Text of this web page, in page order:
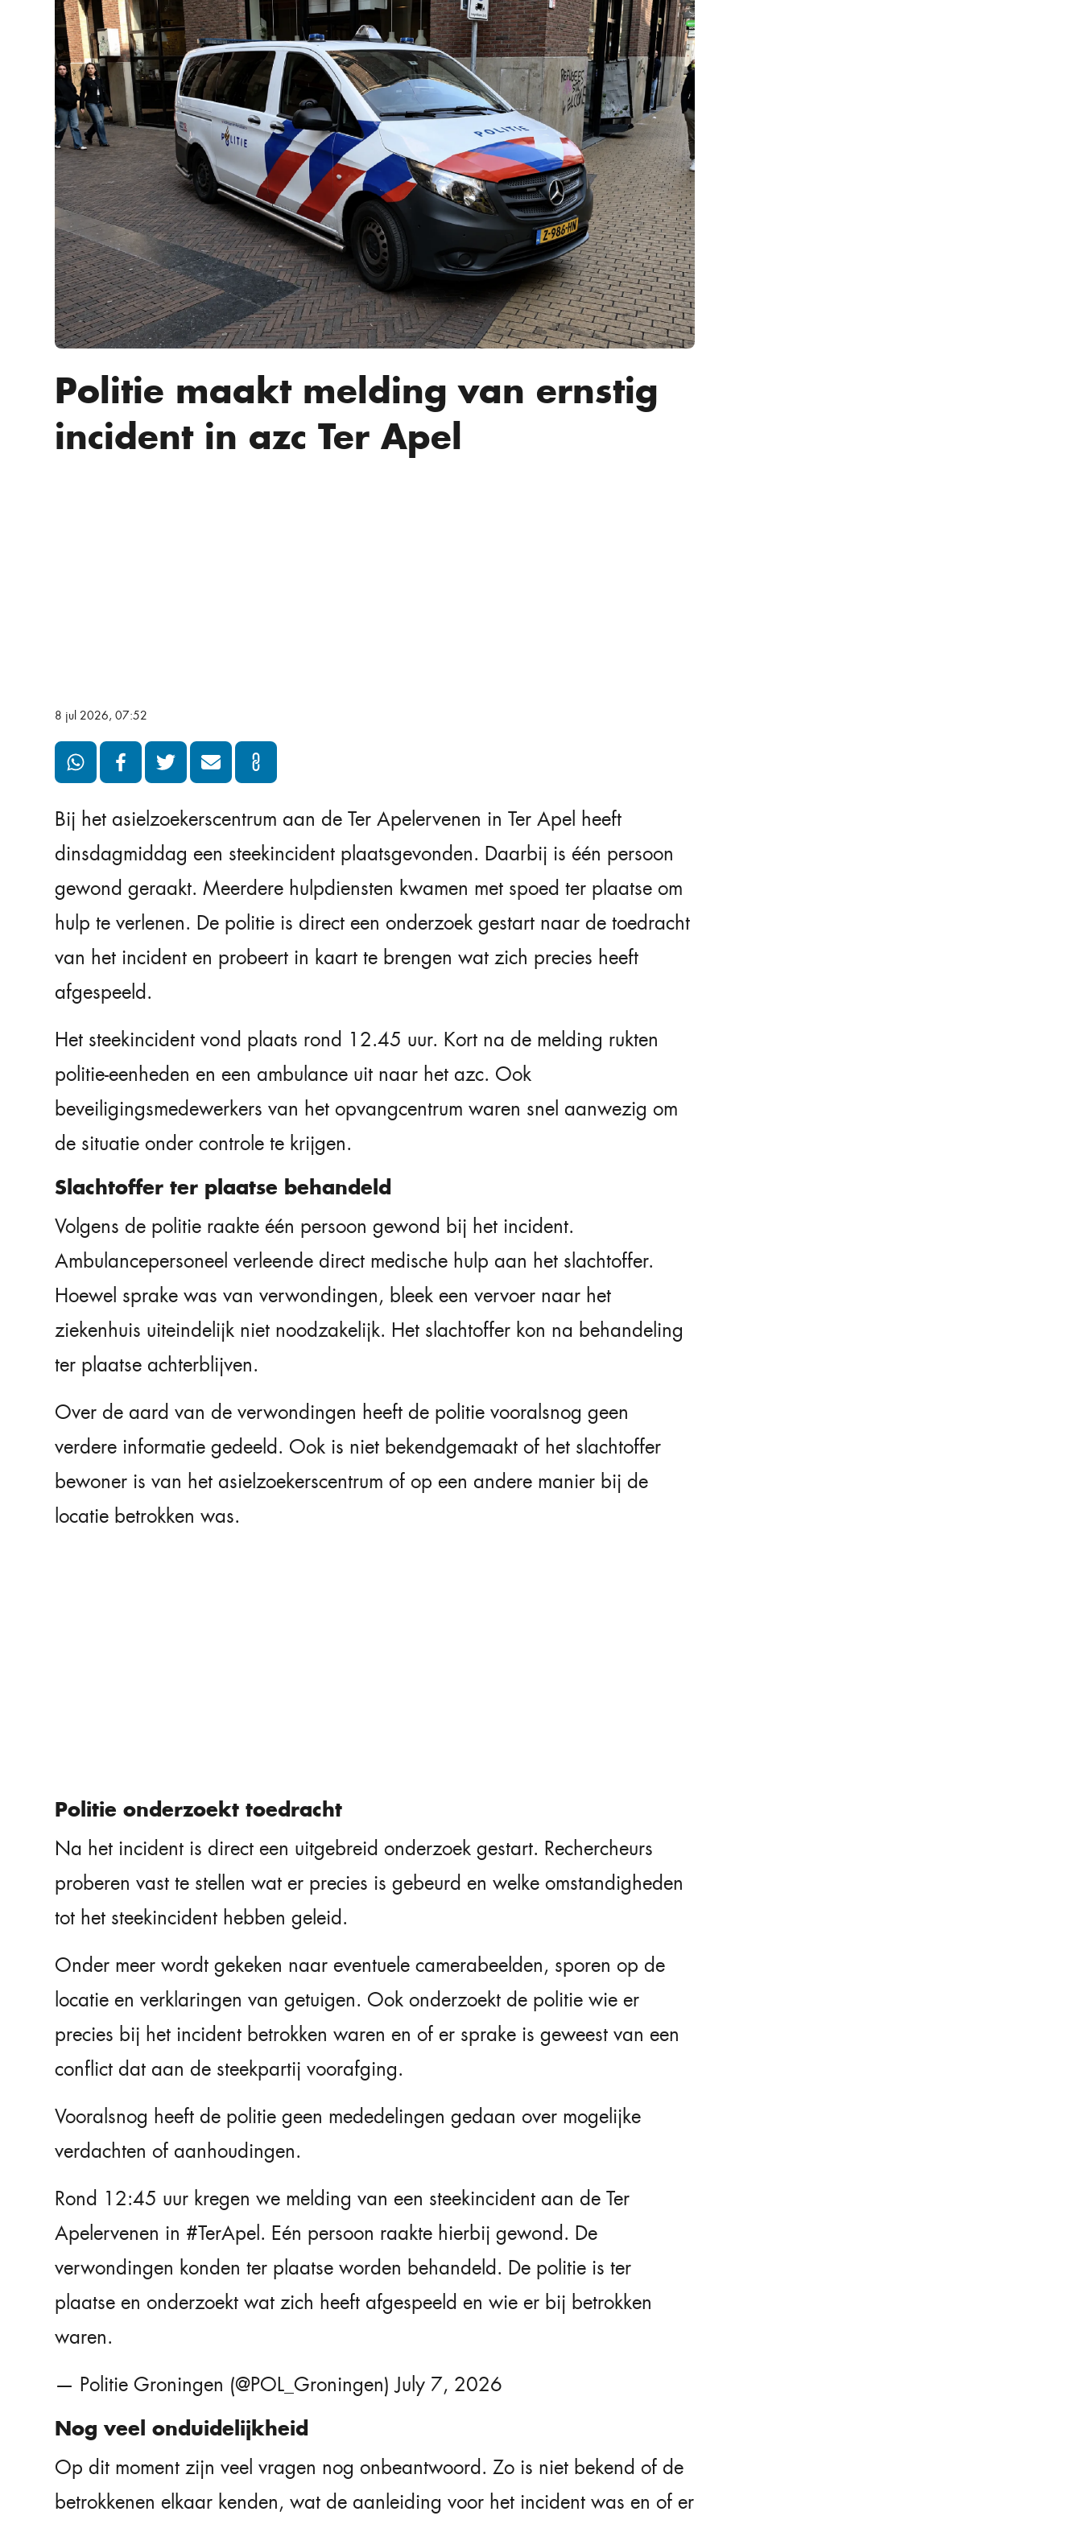
Politie maakt melding van ernstig
incident in azc Ter Apel
8 jul 2026, 07:52
Bij het asielzoekerscentrum aan de Ter Apelervenen in Ter Apel heeft
dinsdagmiddag een steekincident plaatsgevonden. Daarbij is één persoon
gewond geraakt. Meerdere hulpdiensten kwamen met spoed ter plaatse om
hulp te verlenen. De politie is direct een onderzoek gestart naar de toedracht
van het incident en probeert in kaart te brengen wat zich precies heeft
afgespeeld.
Het steekincident vond plaats rond 12.45 uur. Kort na de melding rukten
politie-eenheden en een ambulance uit naar het azc. Ook
beveiligingsmedewerkers van het opvangcentrum waren snel aanwezig om
de situatie onder controle te krijgen.
Slachtoffer ter plaatse behandeld
Volgens de politie raakte één persoon gewond bij het incident.
Ambulancepersoneel verleende direct medische hulp aan het slachtoffer.
Hoewel sprake was van verwondingen, bleek een vervoer naar het
ziekenhuis uiteindelijk niet noodzakelijk. Het slachtoffer kon na behandeling
ter plaatse achterblijven.
Over de aard van de verwondingen heeft de politie vooralsnog geen
verdere informatie gedeeld. Ook is niet bekendgemaakt of het slachtoffer
bewoner is van het asielzoekerscentrum of op een andere manier bij de
locatie betrokken was.
Politie onderzoekt toedracht
Na het incident is direct een uitgebreid onderzoek gestart. Rechercheurs
proberen vast te stellen wat er precies is gebeurd en welke omstandigheden
tot het steekincident hebben geleid.
Onder meer wordt gekeken naar eventuele camerabeelden, sporen op de
locatie en verklaringen van getuigen. Ook onderzoekt de politie wie er
precies bij het incident betrokken waren en of er sprake is geweest van een
conflict dat aan de steekpartij voorafging.
Vooralsnog heeft de politie geen mededelingen gedaan over mogelijke
verdachten of aanhoudingen.
Rond 12:45 uur kregen we melding van een steekincident aan de Ter
Apelervenen in #TerApel. Eén persoon raakte hierbij gewond. De
verwondingen konden ter plaatse worden behandeld. De politie is ter
plaatse en onderzoekt wat zich heeft afgespeeld en wie er bij betrokken
waren.
— Politie Groningen (@POL_Groningen)July 7, 2026
Nog veel onduidelijkheid
Op dit moment zijn veel vragen nog onbeantwoord. Zo is niet bekend of de
betrokkenen elkaar kenden, wat de aanleiding voor het incident was en of er